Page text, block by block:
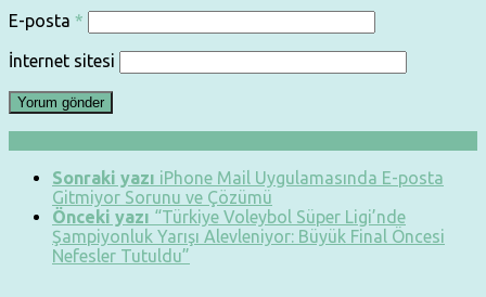
E-posta *
İnternet sitesi
Sonraki yazı iPhone Mail Uygulamasında E-posta
Gitmiyor Sorunu ve Çözümü
Önceki yazı “Türkiye Voleybol Süper Ligi’nde
Şampiyonluk Yarışı Alevleniyor: Büyük Final Öncesi
Nefesler Tutuldu”